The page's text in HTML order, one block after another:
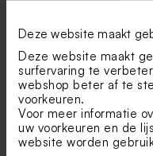
Deze website maakt
Deze website maakt
surfervaring te
webshop beter af te
voorkeuren.
Voor meer informatie
uw voorkeuren en de
website worden
Nougat babydekentje van
geborduurd